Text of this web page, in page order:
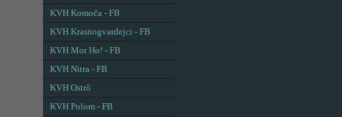
KVH Komoča - FB
KVH Krasnogvardejci - FB
KVH Mor Ho! - FB
KVH Nitra - FB
KVH Ostrô
KVH Polom - FB